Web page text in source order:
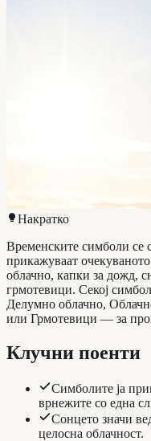
Накратко
Временските симболи се
прикажуваат
облачно, капки за дожд,
грмотевици. Секој
Делумно облачно,
или Грмотевици — за
Клучни поенти
Симболите ја
врнежите со една
Сонцето значи
целосна облачност.